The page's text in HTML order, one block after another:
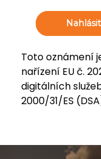
Nahlásit
Toto oznámení
nařízení EU č.
digitálních
2000/31/ES